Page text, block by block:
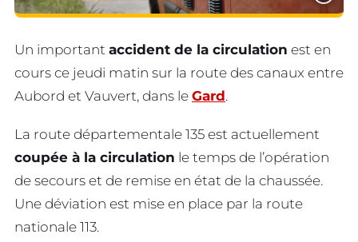
Un important accident de la circulation est en
cours ce jeudi matin sur la route des canaux entre
Aubord et Vauvert, dans le Gard.
La route départementale 135 est actuellement
coupée à la circulation le temps de l’opération
de secours et de remise en état de la chaussée.
Une déviation est mise en place par la route
nationale 113.